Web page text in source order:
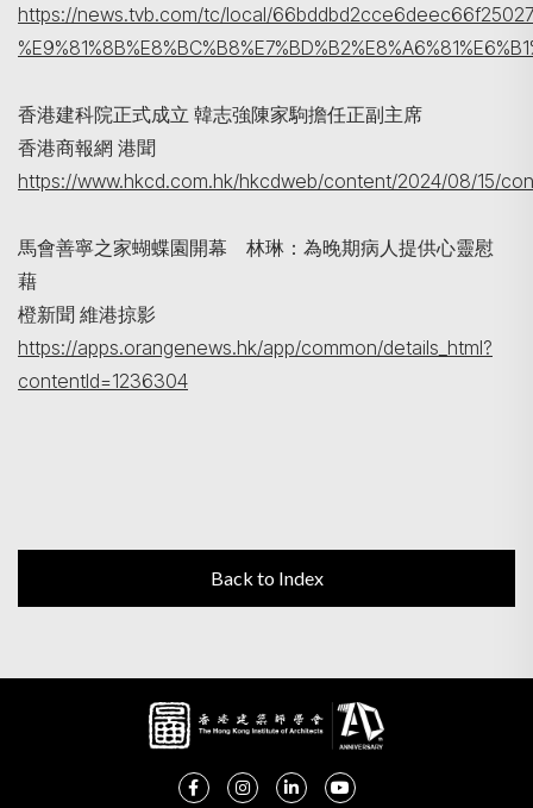
https://news.tvb.com/tc/local/66bddbd2cce6deec66f25027/
香港建科院正式成立 韓志強陳家駒擔任正副主席
香港商報網 港聞
https://www.hkcd.com.hk/hkcdweb/content/2024/08/15/
馬會善寧之家蝴蝶園開幕 林琳：為晚期病人提供心靈慰
藉
橙新聞 維港掠影
https://apps.orangenews.hk/app/common/details_html?
contentId=1236304
Back to Index